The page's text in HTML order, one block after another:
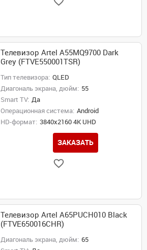
Телевизор Artel A55MQ9700 Dark
Grey (FTVE550001TSR)
Тип телевизора: QLED
Диагональ экрана, дюйм: 55
Smart TV: Да
Операционная система: Android
HD-формат: 3840x2160 4K UHD
ЗАКАЗАТЬ
Телевизор Artel A65PUCH010 Black
(FTVE650016CHR)
Диагональ экрана, дюйм: 65